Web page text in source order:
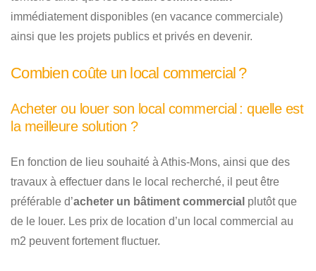
immédiatement disponibles (en vacance commerciale)
ainsi que les projets publics et privés en devenir.
Combien coûte un local commercial ?
Acheter ou louer son local commercial : quelle est
la meilleure solution ?
En fonction de lieu souhaité à Athis-Mons, ainsi que des
travaux à effectuer dans le local recherché, il peut être
préférable d’acheter un bâtiment commercial plutôt que
de le louer. Les prix de location d’un local commercial au
m2 peuvent fortement fluctuer.